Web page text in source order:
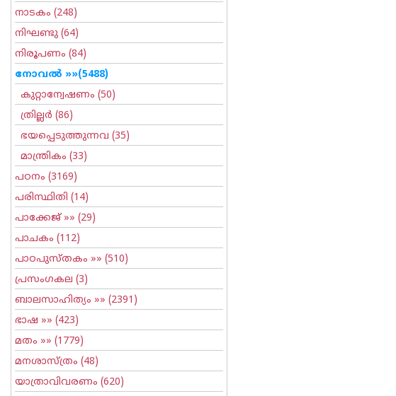
നാടകം (248)
നിഘണ്ടു (64)
നിരൂപണം (84)
നോവല്‍ »»(5488)
കുറ്റാന്വേഷണം (50)
ത്രില്ലര്‍ (86)
ഭയപ്പെടുത്തുന്നവ (35)
മാന്ത്രികം (33)
പഠനം (3169)
പരിസ്ഥിതി (14)
പാക്കേജ് »» (29)
പാചകം (112)
പാഠപുസ്തകം »» (510)
പ്രസംഗകല (3)
ബാലസാഹിത്യം »» (2391)
ഭാഷ »» (423)
മതം »» (1779)
മനശാസ്ത്രം (48)
യാത്രാവിവരണം (620)